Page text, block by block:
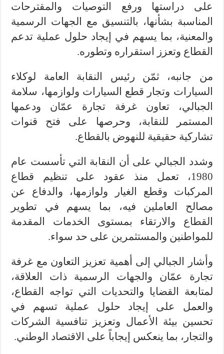
على دراستها ورفع التوصيات والمقترحات
المناسبة بشأنها، بالتنسيق مع الجهات الرسمية
والمعنية، بما يسهم في إيجاد حلول عملية تدعم
القطاع وتعزز استقراره وتطوره.
من جانبه، ثمّن رئيس النقابة العامة لوكلاء
السيارات وتجار قطع السيارات ولوازمها، سلامة
الجبالي، تعاون غرفة تجارة عمّان ودعمها
المستمر للنقابة، وحرصها على فتح قنوات
تشاركية حقيقية للنهوض بالقطاع.
وشدد الجبالي على أن النقابة التي تأسست عام
1980، تعمل منذ عقود على تنظيم قطاع
المركبات وقطع الغيار ولوازمها، والدفاع عن
مصالح العاملين فيه، بما يسهم في تطوير
القطاع والارتقاء بمستوى الخدمات المقدمة
للمواطنين والمستثمرين على حد سواء.
وأشار الجبالي إلى أهمية تعزيز التعاون مع غرفة
تجارة عمّان والجهات الرسمية ذات العلاقة،
لمتابعة القضايا والتحديات التي تواجه القطاع،
والعمل على إيجاد حلول عملية تسهم في
تحسين بيئة الأعمال وتعزيز تنافسية الشركات
والتجار، بما ينعكس إيجاباً على الاقتصاد الوطني.